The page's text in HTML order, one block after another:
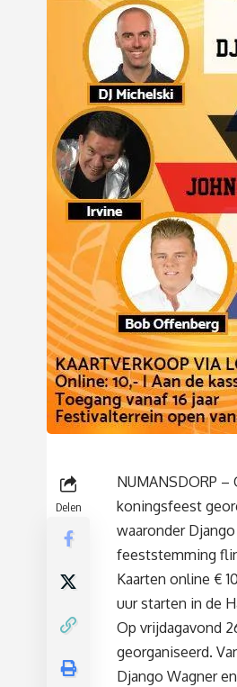
Delen
NUMANSDORP
koningsfeest
waaronder
feeststemming
Kaarten online €
uur starten in de
Op vrijdagavond
georganiseerd.
Django Wagner